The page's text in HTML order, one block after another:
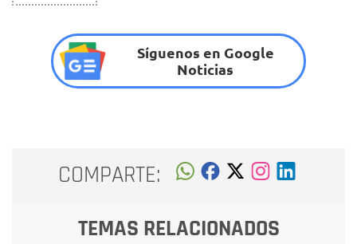
Síguenos en Google
Noticias
COMPARTE:
TEMAS RELACIONADOS